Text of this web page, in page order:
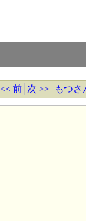
<< 前 次 >> もつさ